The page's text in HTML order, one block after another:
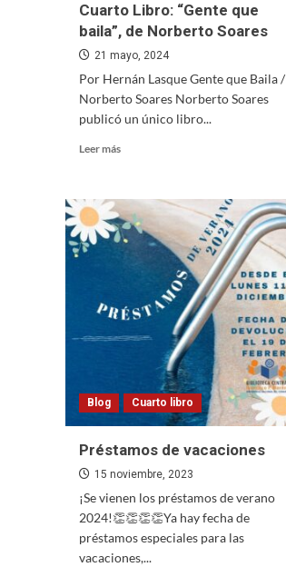
Cuarto Libro: “Gente que
baila”, de Norberto Soares
21 mayo, 2024
Por Hernán Lasque Gente que Baila /
Norberto Soares Norberto Soares
publicó un único libro...
Leer másRead
Cuarto
Libro:
“Gente
que
baila”,
Norberto
Soares
Blog Cuarto libro
Préstamos de vacaciones
15 noviembre, 2023
¡Se vienen los préstamos de verano
2024!👏👏👏👏Ya hay fecha de
préstamos especiales para las
vacaciones,...